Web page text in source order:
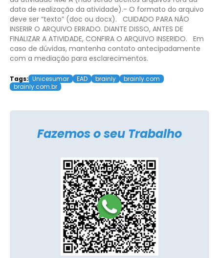
data de realização da atividade).​- O formato do arquivo
deve ser “texto” (doc ou docx).
​CUIDADO PARA NÃO
INSERIR O ARQUIVO ERRADO. DIANTE DISSO, ANTES DE
FINALIZAR A ATIVIDADE, CONFIRA O ARQUIVO INSERIDO.
Em
caso de dúvidas, mantenha contato antecipadamente
com a mediação para esclarecimentos.
Tags: Unicesumar EAD brainly
brainly.com
brainly.com.br
Fazemos o seu Trabalho